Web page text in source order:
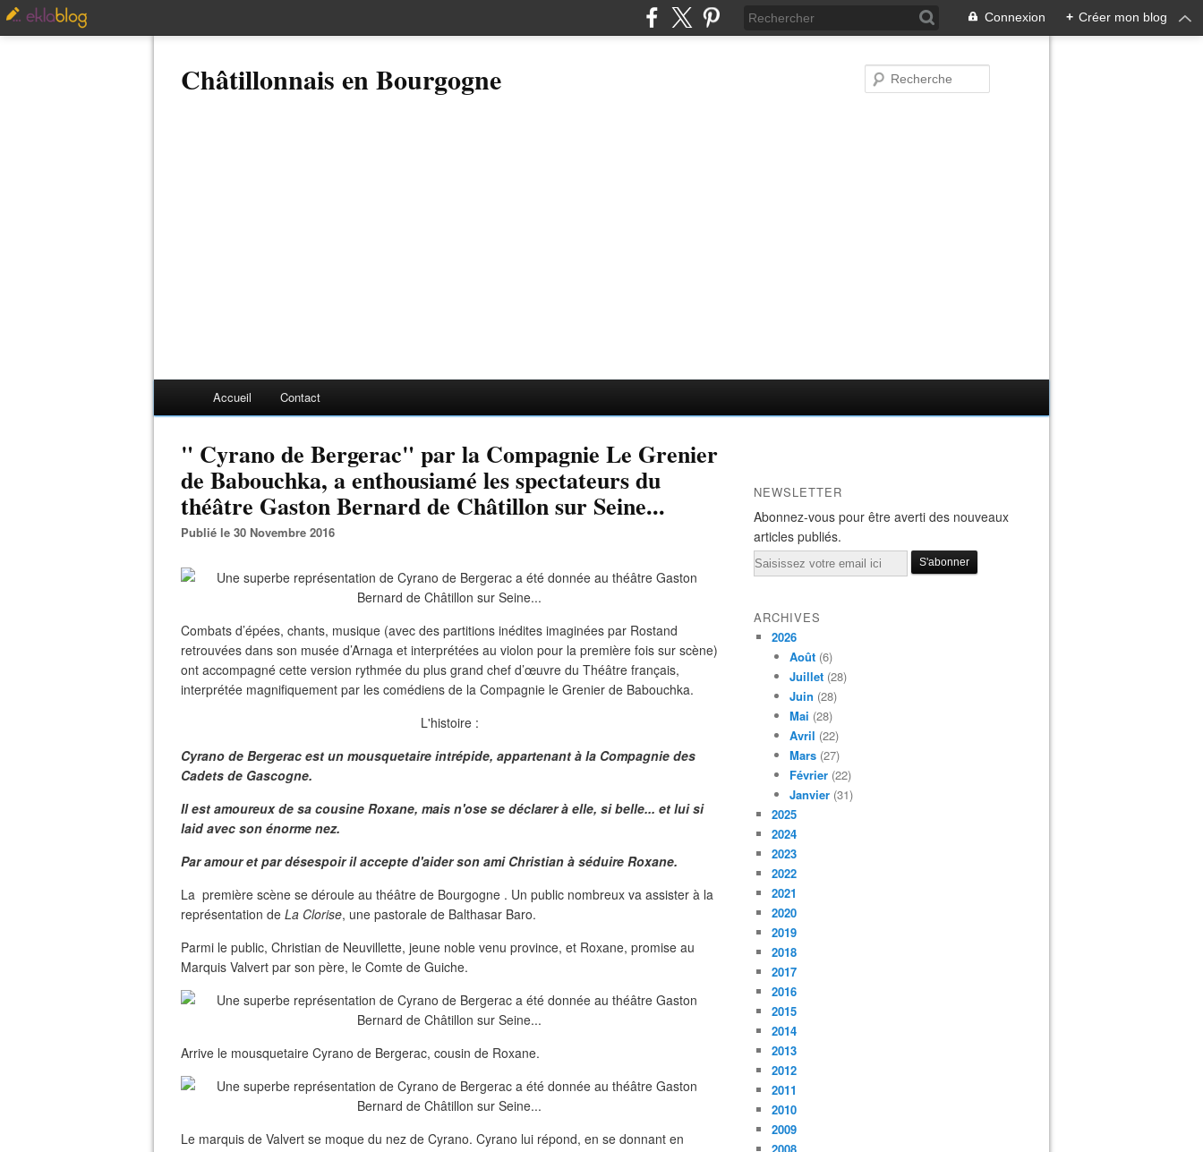
Connexion + Créer mon blog
Châtillonnais en Bourgogne
Accueil Contact
" Cyrano de Bergerac" par la Compagnie Le Grenier
de Babouchka, a enthousiamé les spectateurs du
théâtre Gaston Bernard de Châtillon sur Seine...
Publié le 30 Novembre 2016
Combats d’épées, chants, musique (avec des partitions inédites imaginées par Rostand
retrouvées dans son musée d’Arnaga et interprétées au violon pour la première fois sur scène)
ont accompagné cette version rythmée du plus grand chef d’œuvre du Théâtre français,
interprétée magnifiquement par les comédiens de la Compagnie le Grenier de Babouchka.
L'histoire :
Cyrano de Bergerac est un mousquetaire intrépide, appartenant à la Compagnie des
Cadets de Gascogne.
Il est amoureux de sa cousine Roxane, mais n'ose se déclarer à elle, si belle... et lui si
laid avec son énorme nez.
Par amour et par désespoir il accepte d'aider son ami Christian à séduire Roxane.
La première scène se déroule au théâtre de Bourgogne . Un public nombreux va assister à la
représentation de La Clorise, une pastorale de Balthasar Baro.
Parmi le public, Christian de Neuvillette, jeune noble venu province, et Roxane, promise au
Marquis Valvert par son père, le Comte de Guiche.
Arrive le mousquetaire Cyrano de Bergerac, cousin de Roxane.
Le marquis de Valvert se moque du nez de Cyrano. Cyrano lui répond, en se donnant en
NEWSLETTER
Abonnez-vous pour être averti des nouveaux
articles publiés.
Email
ARCHIVES
2026
Août (6)
Juillet (28)
Juin (28)
Mai (28)
Avril (22)
Mars (27)
Février (22)
Janvier (31)
2025
2024
2023
2022
2021
2020
2019
2018
2017
2016
2015
2014
2013
2012
2011
2010
2009